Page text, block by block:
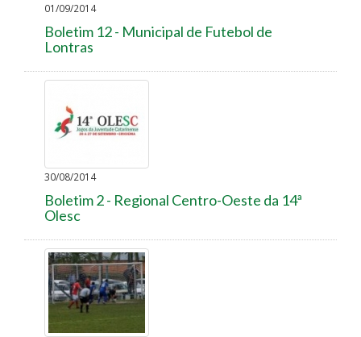
01/09/2014
Boletim 12 - Municipal de Futebol de
Lontras
30/08/2014
Boletim 2 - Regional Centro-Oeste da 14ª
Olesc